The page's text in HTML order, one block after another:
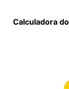
Calculadora